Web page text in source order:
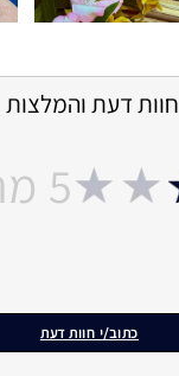
חוות דעת והמלצות
כתוב/י חוות דעת